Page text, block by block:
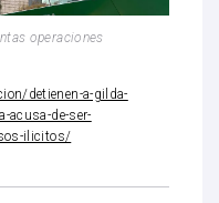
operaciones
detienen-a-gilda-
acusa-de-ser-
ilicitos/